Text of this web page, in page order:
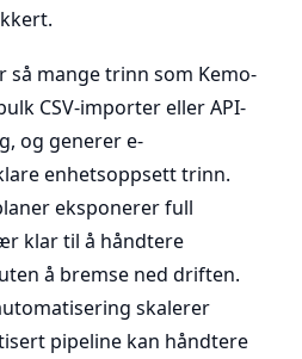
så mange trinn som Kemo-
CSV-importer eller API-
og generer e-
enhetsoppsett trinn.
eksponerer full
klar til å håndtere
å bremse ned driften.
skalerer
pipeline kan håndtere